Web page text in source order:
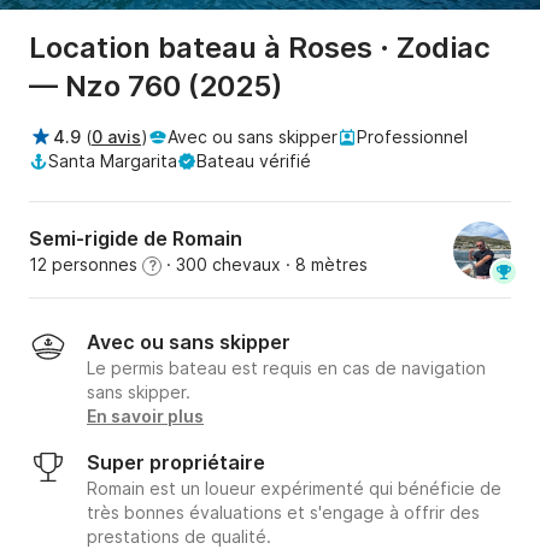
Location bateau à Roses · Zodiac
— Nzo 760 (2025)
4.9 (0 avis) Avec ou sans skipper
Professionnel
Santa Margarita
Bateau vérifié
Semi-rigide de Romain
12 personnes ? · 300 chevaux · 8 mètres
Avec ou sans skipper
Le permis bateau est requis en cas de navigation
sans skipper.
En savoir plus
Super propriétaire
Romain est un loueur expérimenté qui bénéficie de
très bonnes évaluations et s'engage à offrir des
prestations de qualité.